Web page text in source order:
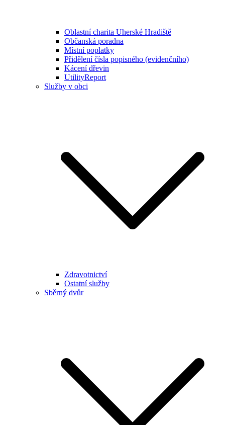
Oblastní charita Uherské Hradiště
Občanská poradna
Místní poplatky
Přidělení čísla popisného (evidenčního)
Kácení dřevin
UtilityReport
Služby v obci
Zdravotnictví
Ostatní služby
Sběrný dvůr